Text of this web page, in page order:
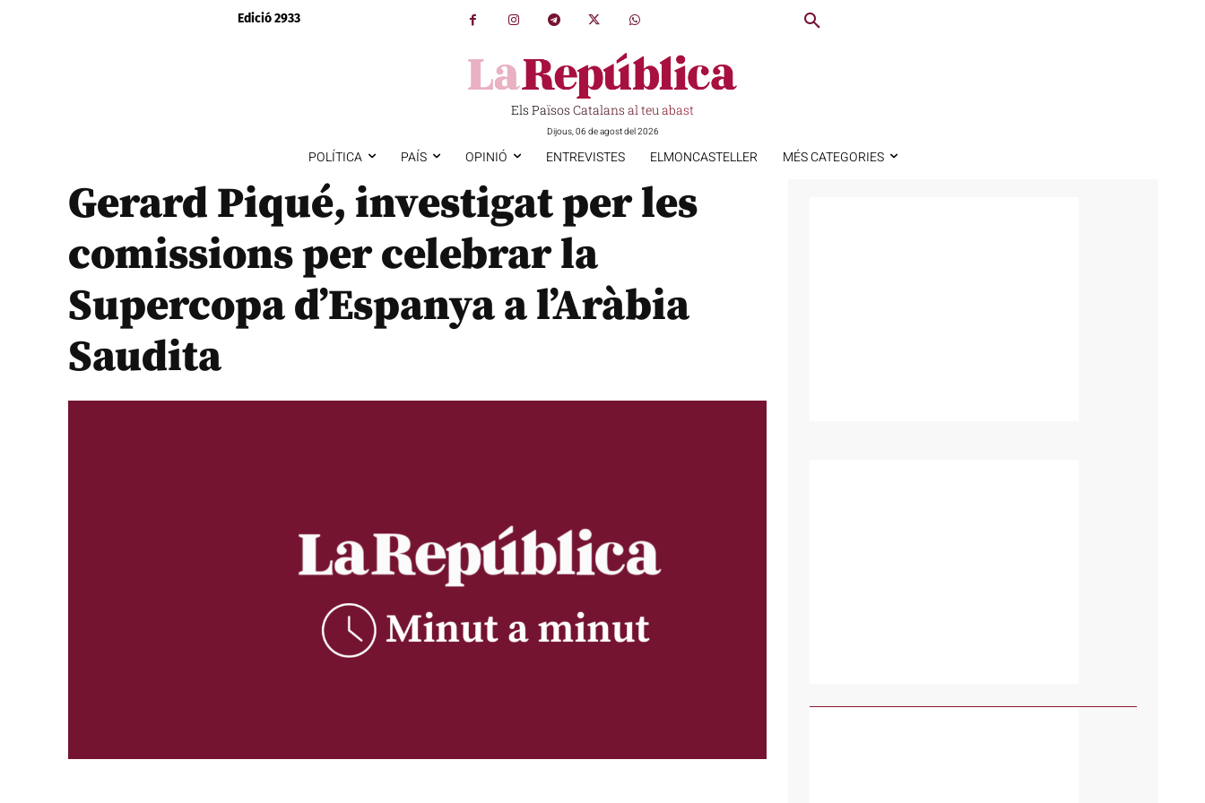
Edició 2933
Els Països Catalans al teu abast
Dijous, 06 de agost del 2026
POLÍTICA PAÍS OPINIÓ ENTREVISTES ELMONCASTELLER MÉS CATEGORIES
Gerard Piqué, investigat per les
comissions per celebrar la
Supercopa d’Espanya a l’Aràbia
Saudita